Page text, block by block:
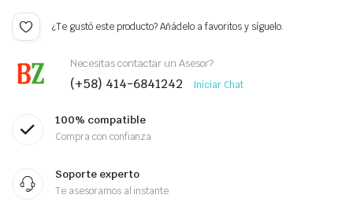
¿Te gustó este producto? Añádelo a favoritos y síguelo.
Necesitas contactar un Asesor?
(+58) 414-6841242 Iniciar Chat
100% compatible
Compra con confianza
Soporte experto
Te asesoramos al instante